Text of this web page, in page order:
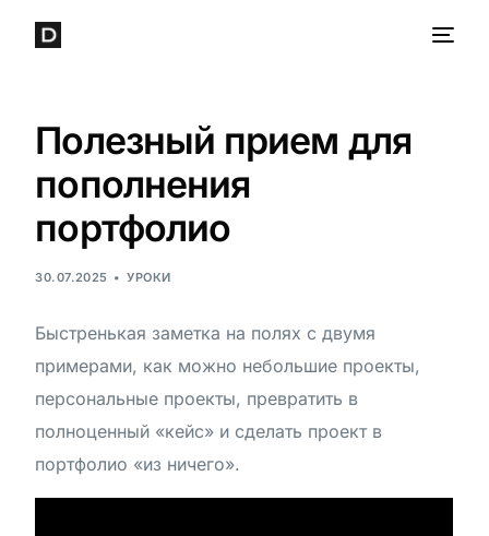
Полезный прием для
пополнения
портфолио
30.07.2025 УРОКИ
Быстренькая заметка на полях с двумя
примерами, как можно небольшие проекты,
персональные проекты, превратить в
полноценный «кейс» и сделать проект в
портфолио «из ничего».